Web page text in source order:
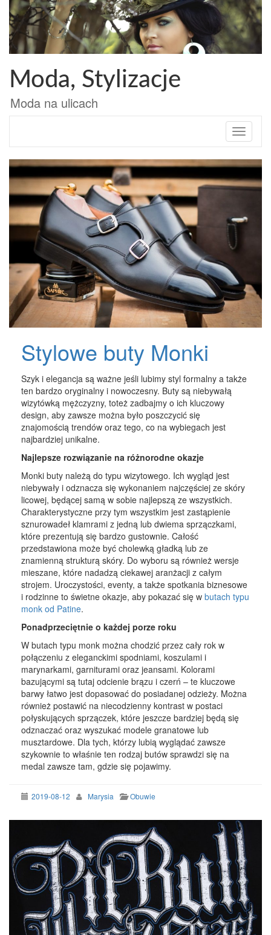
Przejdź
treści
Moda, Stylizacje
Moda na ulicach
Toggle
Stylowe buty Monki
Szyk i elegancja są ważne jeśli lubimy styl formalny a także
ten bardzo oryginalny i nowoczesny. Buty są niebywałą
wizytówką mężczyzny, toteż zadbajmy o ich kluczowy
design, aby zawsze można było poszczycić się
znajomością trendów oraz tego, co na wybiegach jest
najbardziej unikalne.
Najlepsze rozwiązanie na różnorodne okazje
Monki buty należą do typu wizytowego. Ich wygląd jest
niebywały i odznacza się wykonaniem najczęściej ze skóry
licowej, będącej samą w sobie najlepszą ze wszystkich.
Charakterystyczne przy tym wszystkim jest zastąpienie
sznurowadeł klamrami z jedną lub dwiema sprzączkami,
które prezentują się bardzo gustownie. Całość
przedstawiona może być cholewką gładką lub ze
znamienną strukturą skóry. Do wyboru są również wersje
mieszane, które nadadzą ciekawej aranżacji z całym
strojem. Uroczystości, eventy, a także spotkania biznesowe
i rodzinne to świetne okazje, aby pokazać się w butach typu
monk od Patine.
Ponadprzeciętnie o każdej porze roku
W butach typu monk można chodzić przez cały rok w
połączeniu z eleganckimi spodniami, koszulami i
marynarkami, garniturami oraz jeansami. Kolorami
bazującymi są tutaj odcienie brązu i czerń – te kluczowe
barwy łatwo jest dopasować do posiadanej odzieży. Można
również postawić na niecodzienny kontrast w postaci
połyskujących sprzączek, które jeszcze bardziej będą się
odznaczać oraz wyszukać modele granatowe lub
musztardowe. Dla tych, którzy lubią wyglądać zawsze
szykownie to właśnie ten rodzaj butów sprawdzi się na
medal zawsze tam, gdzie się pojawimy.
2019-08-12 Marysia Obuwie